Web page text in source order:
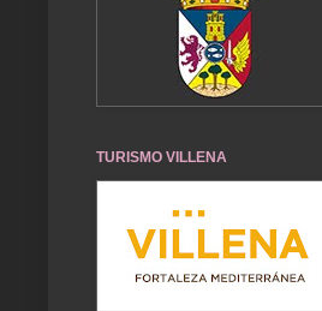
TURISMO VILLENA